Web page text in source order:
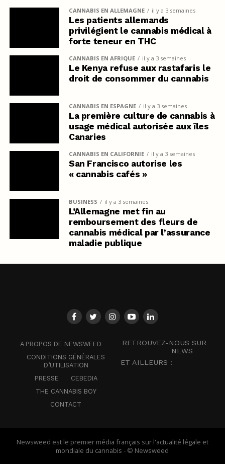
CANNABIS EN ALLEMAGNE il y a 3 semaines
Les patients allemands
privilégient le cannabis médical à
forte teneur en THC
CANNABIS EN AFRIQUE il y a 3 semaines
Le Kenya refuse aux rastafaris le
droit de consommer du cannabis
CANNABIS EN ESPAGNE il y a 3 semaines
La première culture de cannabis à
usage médical autorisée aux îles
Canaries
CANNABIS EN CALIFORNIE il y a 3 semaines
San Francisco autorise les
« cannabis cafés »
BUSINESS il y a 3 semaines
L’Allemagne met fin au
remboursement des fleurs de
cannabis médical par l’assurance
maladie publique
A PROPOS DE NEWSWEED
CONDITIONS GÉNÉRALES
D’UTILISATION
PRESSE
CEBEDIA
THE CANNABIS BOY
CONTACT
RETROUVEZ-NOUS SUR
NEWS
ET AILLEURS :
Newsweed est le premier média français sur l'actualité légale et
mondiale du cannabis - © Newsweed